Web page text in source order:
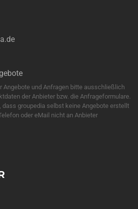
Angebote und Anfragen bitte ausschließlich
der Anbieter bzw. die Anfrageformulare.
dass groupedia selbst keine Angebote erstellt
oder eMail nicht an Anbieter